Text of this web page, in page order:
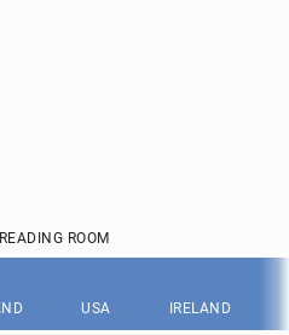
READING ROOM
USA IRELAND